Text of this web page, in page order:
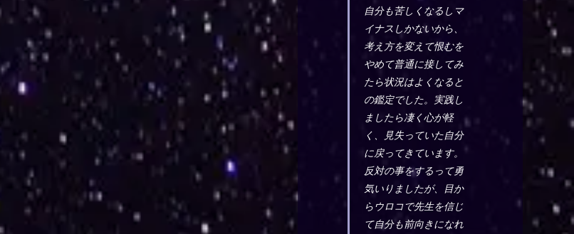
自分も苦しくなるしマ
イナスしかないから、
考え方を変えて恨むを
やめて普通に接してみ
たら状況はよくなると
の鑑定でした。実践し
ましたら凄く心が軽
く、見失っていた自分
に戻ってきています。
反対の事をするって勇
気いりましたが、目か
らウロコで先生を信じ
て自分も前向きになれ